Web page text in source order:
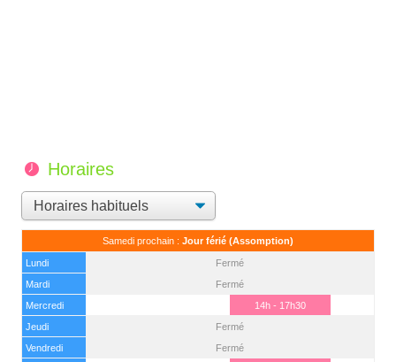
Horaires
Samedi prochain : Jour férié (Assomption)
Lundi
Fermé
Mardi
Fermé
Mercredi
14h - 17h30
Jeudi
Fermé
Vendredi
Fermé